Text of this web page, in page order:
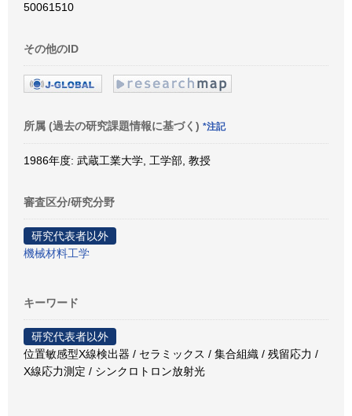
50061510
その他のID
所属 (過去の研究課題情報に基づく) *注記
1986年度: 武蔵工業大学, 工学部, 教授
審査区分/研究分野
研究代表者以外
機械材料工学
キーワード
研究代表者以外
位置敏感型X線検出器 / セラミックス / 集合組織 / 残留応力 /
X線応力測定 / シンクロトロン放射光